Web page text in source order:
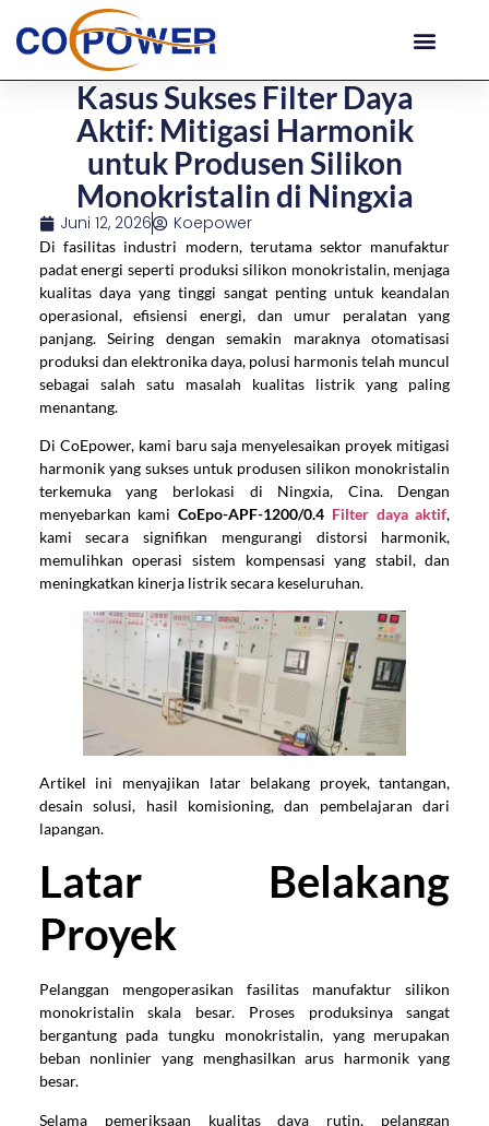
Kasus Sukses Filter Daya
Aktif: Mitigasi Harmonik
untuk Produsen Silikon
Monokristalin di Ningxia
Juni 12, 2026 Koepower
Di fasilitas industri modern, terutama sektor manufaktur
padat energi seperti produksi silikon monokristalin, menjaga
kualitas daya yang tinggi sangat penting untuk keandalan
operasional, efisiensi energi, dan umur peralatan yang
panjang. Seiring dengan semakin maraknya otomatisasi
produksi dan elektronika daya, polusi harmonis telah muncul
sebagai salah satu masalah kualitas listrik yang paling
menantang.
Di CoEpower, kami baru saja menyelesaikan proyek mitigasi
harmonik yang sukses untuk produsen silikon monokristalin
terkemuka yang berlokasi di Ningxia, Cina. Dengan
menyebarkan kamiCoEpo-APF-1200/0.4 Filter daya aktif,
kami secara signifikan mengurangi distorsi harmonik,
memulihkan operasi sistem kompensasi yang stabil, dan
meningkatkan kinerja listrik secara keseluruhan.
Artikel ini menyajikan latar belakang proyek, tantangan,
desain solusi, hasil komisioning, dan pembelajaran dari
lapangan.
Latar Belakang
Proyek
Pelanggan mengoperasikan fasilitas manufaktur silikon
monokristalin skala besar. Proses produksinya sangat
bergantung pada tungku monokristalin, yang merupakan
beban nonlinier yang menghasilkan arus harmonik yang
besar.
Selama pemeriksaan kualitas daya rutin, pelanggan